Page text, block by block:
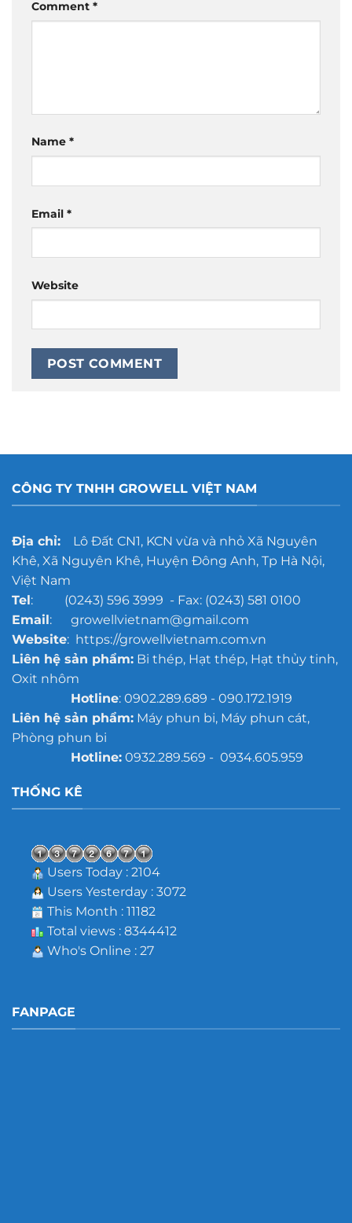
Comment *
Name *
Email *
Website
CÔNG TY TNHH GROWELL VIỆT NAM
Địa chỉ:Lô Đất CN1, KCN vừa và nhỏ Xã Nguyên
Khê, Xã Nguyên Khê, Huyện Đông Anh, Tp Hà Nội,
Việt Nam
Tel: (0243) 596 3999 - Fax: (0243) 581 0100
Email: growellvietnam@gmail.com
Website: https://growellvietnam.com.vn
Liên hệ sản phẩm:Bi thép, Hạt thép, Hạt thủy tinh,
Oxit nhôm
Hotline: 0902.289.689 - 090.172.1919
Liên hệ sản phẩm:Máy phun bi, Máy phun cát,
Phòng phun bi
Hotline:0932.289.569 - 0934.605.959
THỐNG KÊ
Users Today : 2104
Users Yesterday : 3072
This Month : 11182
Total views : 8344412
Who's Online : 27
FANPAGE